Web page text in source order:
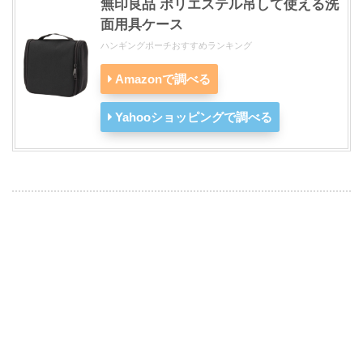
無印良品 ポリエステル吊して使える洗
面用具ケース
ハンギングポーチおすすめランキング
Amazonで調べる
Yahooショッピングで調べる